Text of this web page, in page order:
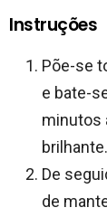
Instruções
Põe-se
e bate-
minutos
brilhante.
De
de